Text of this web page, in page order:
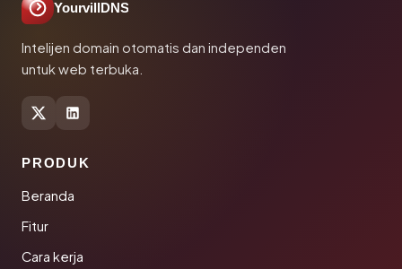
YourvillDNS
Intelijen domain otomatis dan independen
untuk web terbuka.
PRODUK
Beranda
Fitur
Cara kerja